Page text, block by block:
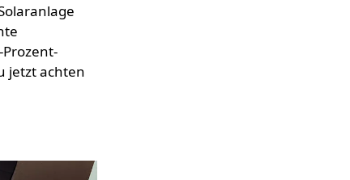
jetzt achten